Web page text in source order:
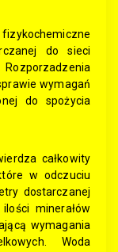
do sieci
wymagań
do spożycia
całkowity
w odczuciu
dostarczanej
minerałów
wymagania
Woda